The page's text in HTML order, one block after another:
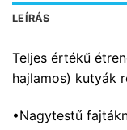
LEÍRÁS
Teljes értékű
hajlamos) kutyák
•Nagytestű